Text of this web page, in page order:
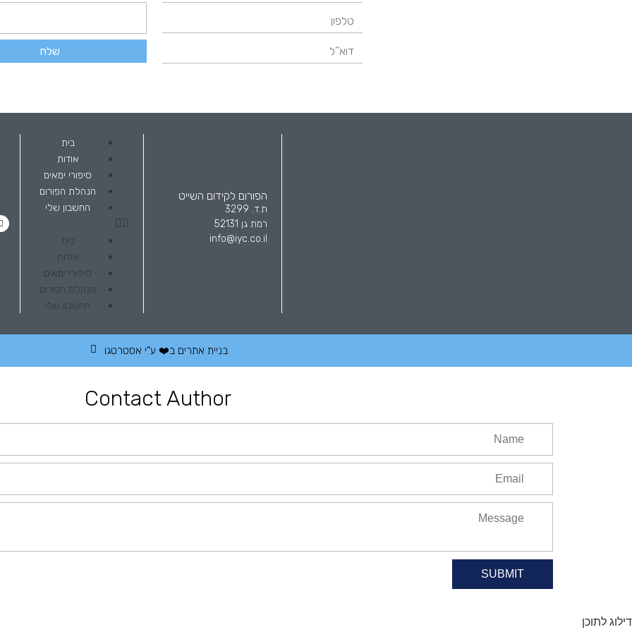
שלח
הפורום לקידום השייט
ת.ד. 3299
רמת גן 52131
info@iyc.co.il
בית
אודות
סיפורי ימאים
הנהלת הפורום
החשבון שלי
בית
אודות
סיפורי ימאים
הנהלת הפורום
החשבון שלי
בניית אתרים ב❤️ ע"י אסטרטגו
Contact Author
SUBMIT
דילוג לתוכן